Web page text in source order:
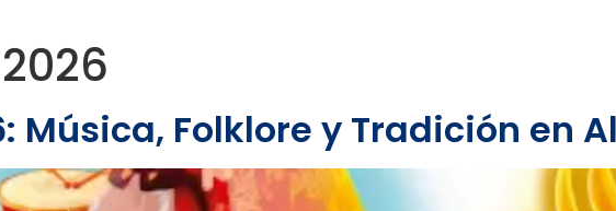
Música, Folklore y Tradición en